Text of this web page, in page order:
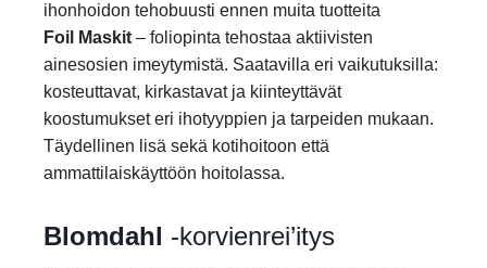
ihonhoidon tehobuusti ennen muita tuotteita
Foil Maskit – foliopinta tehostaa aktiivisten
ainesosien imeytymistä. Saatavilla eri vaikutuksilla:
kosteuttavat, kirkastavat ja kiinteyttävät
koostumukset eri ihotyyppien ja tarpeiden mukaan.
Täydellinen lisä sekä kotihoitoon että
ammattilaiskäyttöön hoitolassa.
Blomdahl -korvienrei’itys